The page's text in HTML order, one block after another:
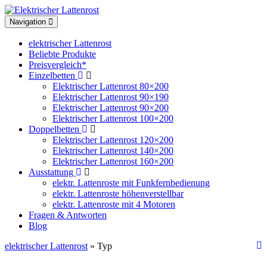
Toggle
navigation
Navigation
elektrischer Lattenrost
Beliebte Produkte
Preisvergleich*
Einzelbetten
Elektrischer Lattenrost 80×200
Elektrischer Lattenrost 90×190
Elektrischer Lattenrost 90×200
Elektrischer Lattenrost 100×200
Doppelbetten
Elektrischer Lattenrost 120×200
Elektrischer Lattenrost 140×200
Elektrischer Lattenrost 160×200
Ausstattung
elektr. Lattenroste mit Funkfernbedienung
elektr. Lattenroste höhenverstellbar
elektr. Lattenroste mit 4 Motoren
Fragen & Antworten
Blog
elektrischer Lattenrost » Typ